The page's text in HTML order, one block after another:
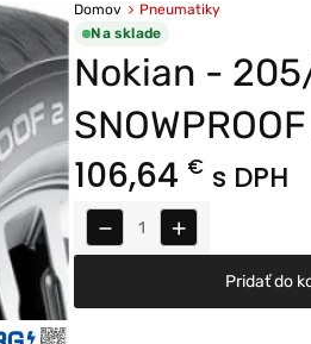
Domov
Pneumatiky
Na sklade
Nokian -
106,64 € s DPH
− +
Pridať do